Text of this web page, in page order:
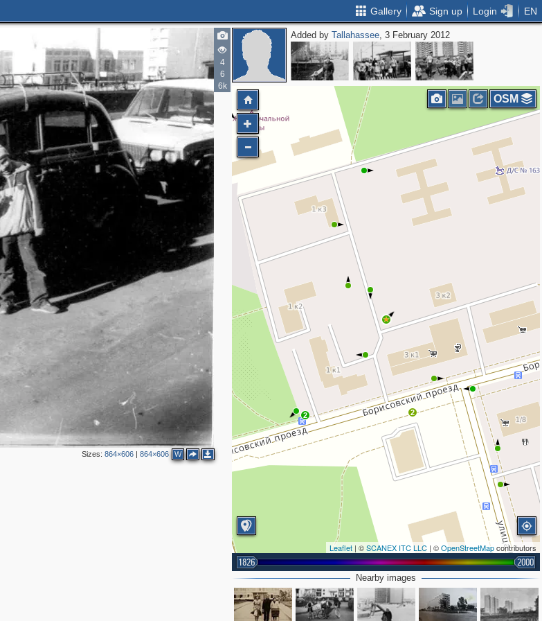
Gallery Sign up Login EN
4
6
6k
Sizes: 864×606| 864×606 W
Added byTallahassee, 3 February 2012
2 2
Leaflet | ©SCANEX ITC LLC | ©OpenStreetMapcontributors
1826 2000
OSM
Nearby images